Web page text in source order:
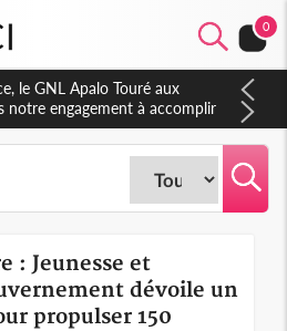
0
le GNL Apalo Touré aux
notre engagement à accomplir
discipline, loyauté et
: Jeunesse et
dévoile un
propulser 150